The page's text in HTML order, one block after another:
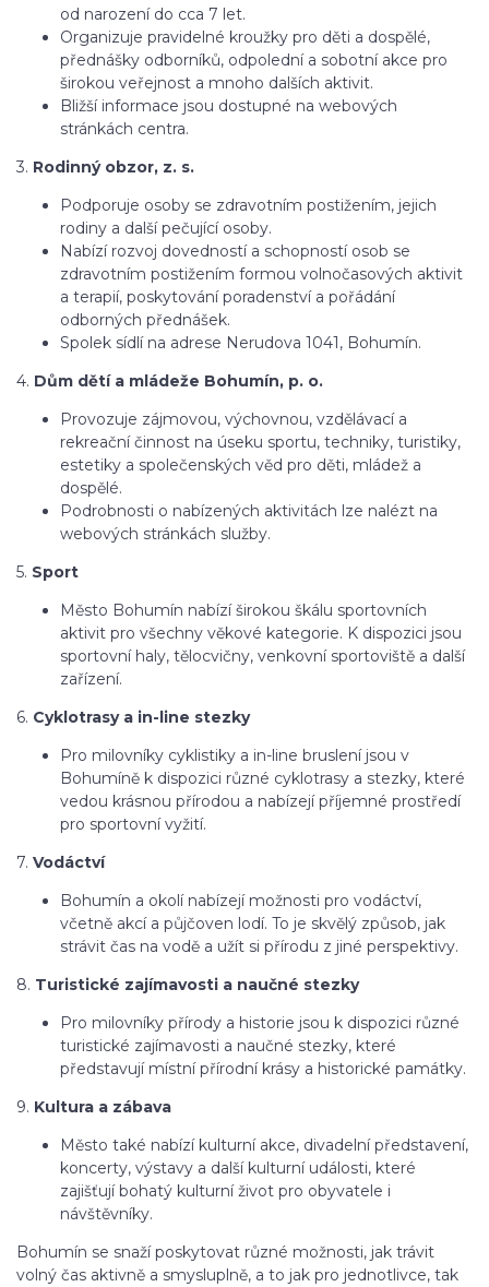
od narození do cca 7 let.
Organizuje pravidelné kroužky pro děti a dospělé,
přednášky odborníků, odpolední a sobotní akce pro
širokou veřejnost a mnoho dalších aktivit.
Bližší informace jsou dostupné na webových
stránkách centra.
3. Rodinný obzor, z. s.
Podporuje osoby se zdravotním postižením, jejich
rodiny a další pečující osoby.
Nabízí rozvoj dovedností a schopností osob se
zdravotním postižením formou volnočasových aktivit
a terapií, poskytování poradenství a pořádání
odborných přednášek.
Spolek sídlí na adrese Nerudova 1041, Bohumín.
4. Dům dětí a mládeže Bohumín, p. o.
Provozuje zájmovou, výchovnou, vzdělávací a
rekreační činnost na úseku sportu, techniky, turistiky,
estetiky a společenských věd pro děti, mládež a
dospělé.
Podrobnosti o nabízených aktivitách lze nalézt na
webových stránkách služby.
5. Sport
Město Bohumín nabízí širokou škálu sportovních
aktivit pro všechny věkové kategorie. K dispozici jsou
sportovní haly, tělocvičny, venkovní sportoviště a další
zařízení.
6. Cyklotrasy a in-line stezky
Pro milovníky cyklistiky a in-line bruslení jsou v
Bohumíně k dispozici různé cyklotrasy a stezky, které
vedou krásnou přírodou a nabízejí příjemné prostředí
pro sportovní vyžití.
7. Vodáctví
Bohumín a okolí nabízejí možnosti pro vodáctví,
včetně akcí a půjčoven lodí. To je skvělý způsob, jak
strávit čas na vodě a užít si přírodu z jiné perspektivy.
8. Turistické zajímavosti a naučné stezky
Pro milovníky přírody a historie jsou k dispozici různé
turistické zajímavosti a naučné stezky, které
představují místní přírodní krásy a historické památky.
9. Kultura a zábava
Město také nabízí kulturní akce, divadelní představení,
koncerty, výstavy a další kulturní události, které
zajišťují bohatý kulturní život pro obyvatele i
návštěvníky.
Bohumín se snaží poskytovat různé možnosti, jak trávit
volný čas aktivně a smysluplně, a to jak pro jednotlivce, tak